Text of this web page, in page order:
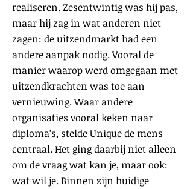
realiseren. Zesentwintig was hij pas,
maar hij zag in wat anderen niet
zagen: de uitzendmarkt had een
andere aanpak nodig. Vooral de
manier waarop werd omgegaan met
uitzendkrachten was toe aan
vernieuwing. Waar andere
organisaties vooral keken naar
diploma’s, stelde Unique de mens
centraal. Het ging daarbij niet alleen
om de vraag wat kan je, maar ook:
wat wil je. Binnen zijn huidige